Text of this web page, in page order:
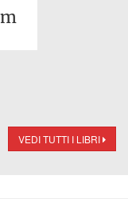
VEDI TUTTI I LIBRI